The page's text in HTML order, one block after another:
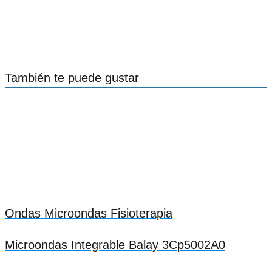
También te puede gustar
Ondas Microondas Fisioterapia
Microondas Integrable Balay 3Cp5002A0